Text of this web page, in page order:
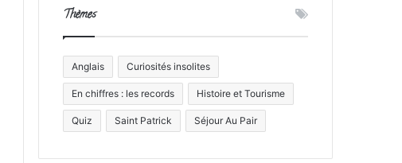
Thèmes
Anglais Curiosités insolites
En chiffres : les records Histoire et Tourisme
Quiz Saint Patrick Séjour Au Pair